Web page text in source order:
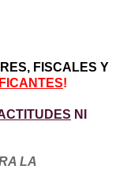
FISCALES Y
!
NI
LA